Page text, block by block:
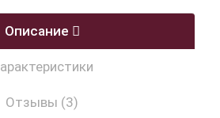
Описание
Отзывы (3)